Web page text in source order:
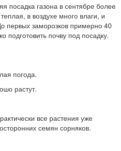
посадка газона в сентябре более
в воздухе много влаги, и
первых заморозков примерно 40
подготовить почву под посадку.
погода.
растут.
все растения уже
семян сорняков.